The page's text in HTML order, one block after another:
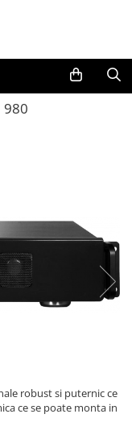
980
robust si puternic ce
ce se poate monta in